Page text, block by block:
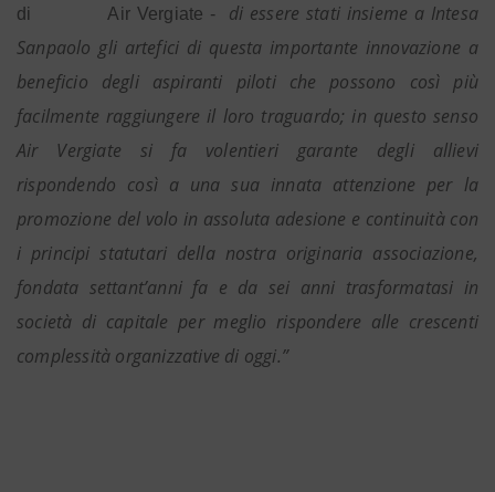
di
Air Vergiate -
di essere stati insieme a Intesa
Sanpaolo gli artefici di questa importante innovazione a
beneficio degli aspiranti piloti che possono così più
facilmente raggiungere il loro traguardo; in questo senso
Air Vergiate si fa volentieri garante degli allievi
rispondendo così a una sua innata attenzione per la
promozione del volo in assoluta adesione e continuità con
i principi statutari della nostra originaria associazione,
fondata settant’anni fa e da sei anni trasformatasi in
società di capitale per meglio rispondere alle crescenti
complessità organizzative di oggi.”